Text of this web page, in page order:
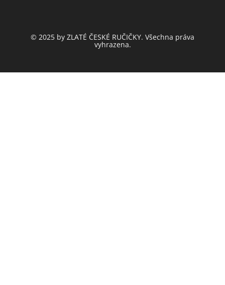
© 2025 by ZLATÉ ČESKÉ RUČIČKY. Všechna práva
vyhrazena.